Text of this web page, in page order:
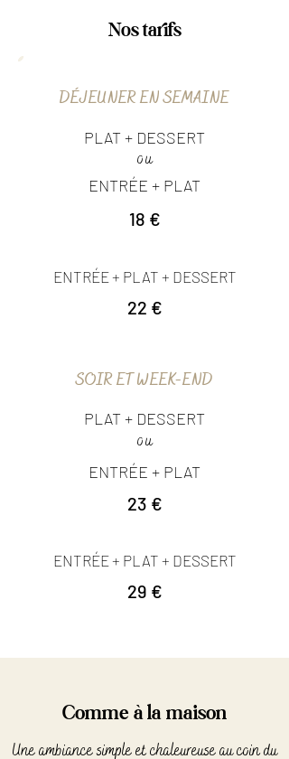
Nos tarifs
DÉJEUNER EN SEMAINE
PLAT + DESSERT
ENTRÉE + PLAT
ou
18 €
ENTRÉE + PLAT + DESSERT
22 €
SOIR ET WEEK-END
PLAT + DESSERT
ou
ENTRÉE + PLAT
23 €
ENTRÉE + PLAT + DESSERT
29 €
Comme à la maison
Une ambiance simple et chaleureuse au coin du